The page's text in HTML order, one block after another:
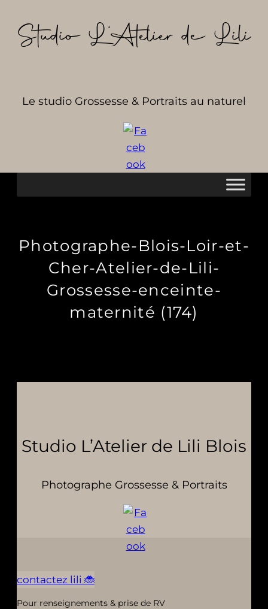
contenu
Studio L’Atelier de Lili
Le studio Grossesse & Portraits au naturel
Photographe-Blois-Loir-et-
Cher-Atelier-de-Lili-
Grossesse-enceinte-
maternité (174)
Studio L’Atelier de Lili Blois
Photographe Grossesse & Portraits
contactez lili 🐞
Pour renseignements & prise de RV